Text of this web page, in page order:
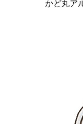
かど丸ア